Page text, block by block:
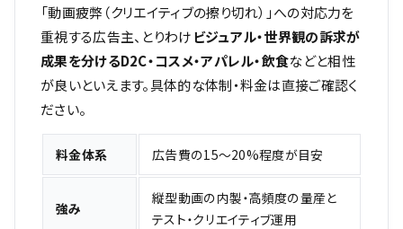
「動画疲弊（クリエイティブの擦り切れ）」への対応力を
重視する広告主、とりわけビジュアル・世界観の訴求が
成果を分けるD2C・コスメ・アパレル・飲食などと相性
が良いといえます。具体的な体制・料金は直接ご確認く
ださい。
料金体系 広告費の15〜20%程度が目安
強み
縦型動画の内製・高頻度の量産と
テスト・クリエイティブ運用